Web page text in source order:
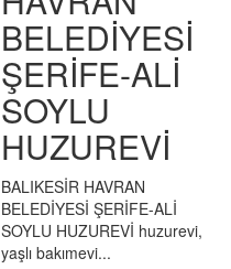
BELEDİYESİ
ŞERİFE-ALİ
SOYLU
HUZUREVİ
BALIKESİR HAVRAN
BELEDİYESİ ŞERİFE-ALİ
SOYLU HUZUREVİ huzurevi,
yaşlı bakımevi...